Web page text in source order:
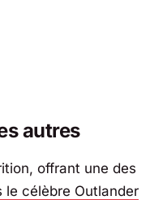
autres
offrant une des
le célèbre Outlander